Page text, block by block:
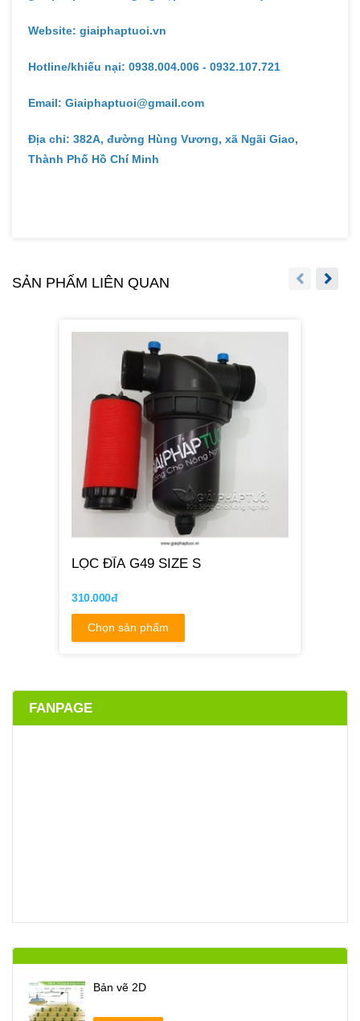
Website: giaiphaptuoi.vn
Hotline/khiếu nại: 0938.004.006 - 0932.107.721
Email: Giaiphaptuoi@gmail.com
Địa chỉ: 382A, đường Hùng Vương, xã Ngãi Giao,
Thành Phố Hồ Chí Minh
SẢN PHẨM LIÊN QUAN
LỌC ĐĨA G49 SIZE S
310.000đ
Chọn sản phẩm
FANPAGE
Bản vẽ 2D